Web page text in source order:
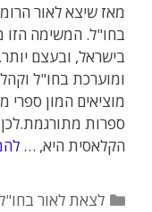
מאז שיצא לאור
בחו"ל. המשימה הזו
בישראל, ובעצם
ומוערכת בחו"ל
מוציאים המון
ספרות
הקלאסית היא, …
קטגוריות
לצאת לאור